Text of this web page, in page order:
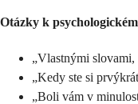
Otázky k
„Vlastnými slovami,
„Kedy ste si
„Boli vám v